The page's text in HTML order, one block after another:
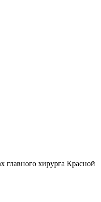
главного хирурга Красной